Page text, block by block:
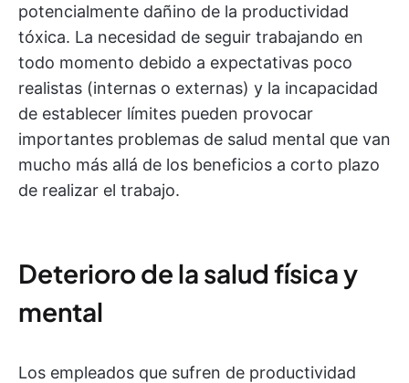
potencialmente dañino de la productividad
tóxica. La necesidad de seguir trabajando en
todo momento debido a expectativas poco
realistas (internas o externas) y la incapacidad
de establecer límites pueden provocar
importantes problemas de salud mental que van
mucho más allá de los beneficios a corto plazo
de realizar el trabajo.
Deterioro de la salud física y
mental
Los empleados que sufren de productividad